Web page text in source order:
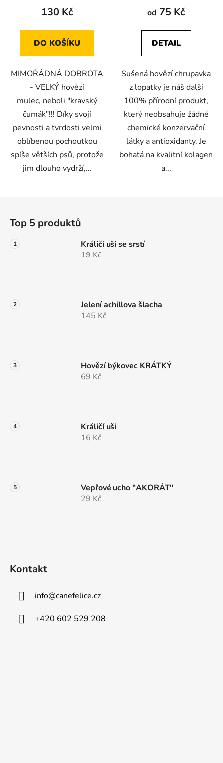
produktu
4,8
z
hvězdiček.
130 Kč
DO KOŠÍKU
MIMOŘÁDNÁ DOBROTA
- VELKÝ hovězí
mulec, neboli "kravský
čumák"!!! Díky svojí
pevnosti a tvrdosti velmi
oblíbenou pochoutkou
spíše větších psů, protože
jim dlouho vydrží,...
produktu
4,2
z
hvězdiček.
od 75 Kč
DETAIL
Sušená hovězí chrupavka
z lopatky je náš další
100% přírodní produkt,
který neobsahuje žádné
chemické konzervační
látky a antioxidanty. Je
bohatá na kvalitní kolagen
a...
Top 5 produktů
Králičí uši se srstí
19 Kč
Jelení achillova šlacha
145 Kč
Hovězí býkovec KRÁTKÝ
69 Kč
Králičí uši
16 Kč
Vepřové ucho "AKORÁT"
29 Kč
Kontakt
info@canefelice.cz
+420 602 529 208